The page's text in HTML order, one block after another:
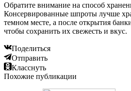
Обратите внимание на способ
Консервированные шпроты лучше
темном месте, а после открытия
чтобы сохранить их свежесть и вкус.
Поделиться
Отправить
Класснуть
Похожие публикации